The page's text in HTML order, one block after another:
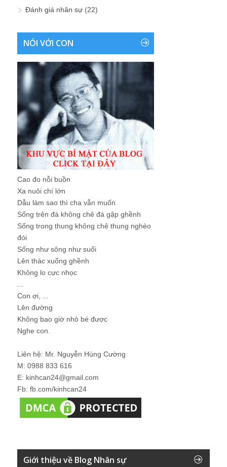
Đánh giá nhân sự (22)
NÓI VỚI CON
Cao đo nỗi buồn
Xa nuôi chí lớn
Dẫu làm sao thì cha vẫn muốn
Sống trên đá không chê đá gập ghềnh
Sống trong thung không chê thung nghèo
đói
Sống như sông như suối
Lên thác xuống ghềnh
Không lo cực nhọc
Con ơi, ...
Lên đường
Không bao giờ nhỏ bé được
Nghe con.
Liên hệ: Mr. Nguyễn Hùng Cường
M: 0988 833 616
E: kinhcan24@gmail.com
Fb: fb.com/kinhcan24
Giới thiệu về Blog Nhân sự